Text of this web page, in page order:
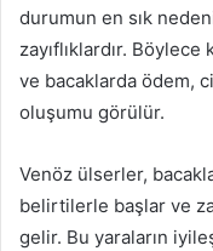
durumun en sık
zayıflıklardır.
ve bacaklarda ödem,
oluşumu görülür.
Venöz ülserler,
belirtilerle başlar ve
gelir. Bu yaraların